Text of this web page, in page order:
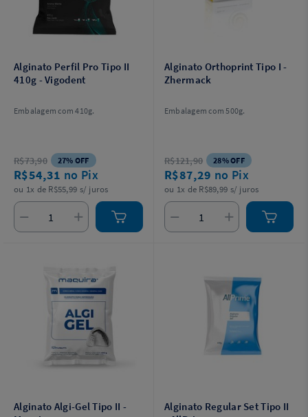
Alginato Perfil Pro Tipo II
410g - Vigodent
Embalagem com 410g.
R$73,90 27% OFF
R$54,31 no Pix
ou 1x de R$55,99 s/ juros
Alginato Orthoprint Tipo I -
Zhermack
Embalagem com 500g.
R$121,90 28% OFF
R$87,29 no Pix
ou 1x de R$89,99 s/ juros
Alginato Algi-Gel Tipo II -
Alginato Regular Set Tipo II